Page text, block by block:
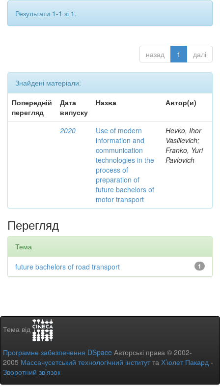
Результати 1-1 зі 1.
назад 1 далі
Знайдені матеріали:
Попередній
перегляд
Дата
випуску
Назва Автор(и)
2020
Use of modern
information and
communication
technologies in the
process of
preparation of
future bachelors of
motor transport
Hevko, Ihor
Vasilievich;
Franko, Yuri
Pavlovich
Перегляд
Тема
1
future bachelors of road transport
Тема від
Програмне забезпечення DSpace Авторські права © 2002-
2005 Массачусетський технологічний інститутта Х’юлет Пакард -
Зворотний зв’язок